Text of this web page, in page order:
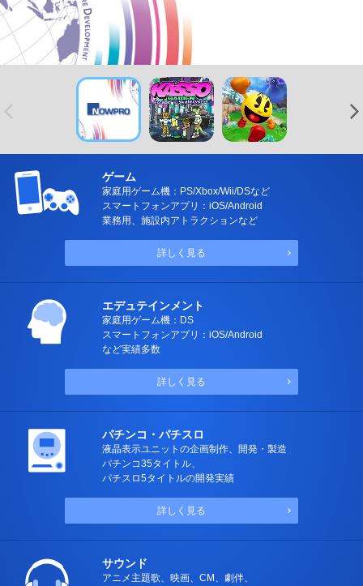
ゲーム
家庭用ゲーム機：PS/Xbox/Wii/DSなど
スマートフォンアプリ：iOS/Android
業務用、施設内アトラクションなど
詳しく見る
エデュテインメント
家庭用ゲーム機：DS
スマートフォンアプリ：iOS/Android
など実績多数
詳しく見る
パチンコ・パチスロ
液晶表示ユニットの企画制作、開発・製造
パチンコ35タイトル、
パチスロ5タイトルの開発実績
詳しく見る
サウンド
アニメ主題歌、映画、CM、劇伴、